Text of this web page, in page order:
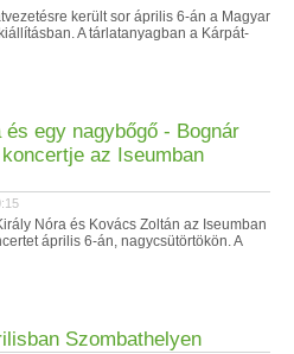
került sor április 6-án a Magyar
A tárlatanyagban a Kárpát-
egy nagybőgő - Bognár
az Iseumban
Nóra és Kovács Zoltán az Iseumban
április 6-án, nagycsütörtökön. A
Szombathelyen